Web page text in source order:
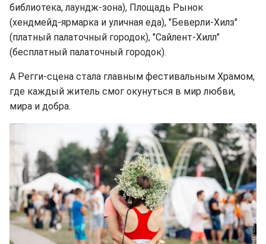
библиотека, лаундж-зона), Площадь Рынок
(хендмейд-ярмарка и уличная еда), "Беверли-Хилз"
(платный палаточный городок), "Сайлент-Хилл"
(бесплатный палаточный городок).
А Регги-сцена стала главным фестивальным Храмом,
где каждый житель смог окунуться в мир любви,
мира и добра.